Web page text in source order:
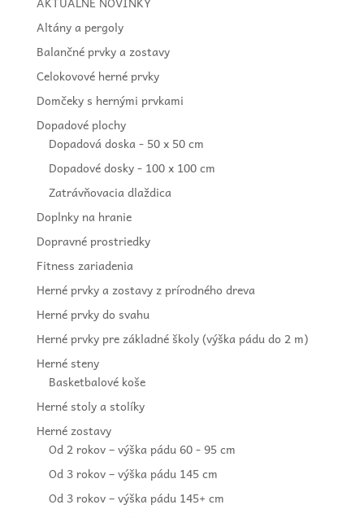
Altány a pergoly
Balančné prvky a zostavy
Celokovové herné prvky
Domčeky s hernými prvkami
Dopadové plochy
Dopadová doska - 50 x 50 cm
Dopadové dosky - 100 x 100 cm
Zatrávňovacia dlaždica
Doplnky na hranie
Dopravné prostriedky
Fitness zariadenia
Herné prvky a zostavy z prírodného dreva
Herné prvky do svahu
Herné prvky pre základné školy (výška pádu do 2 m)
Herné steny
Basketbalové koše
Herné stoly a stolíky
Herné zostavy
Od 2 rokov – výška pádu 60 - 95 cm
Od 3 rokov – výška pádu 145 cm
Od 3 rokov – výška pádu 145+ cm